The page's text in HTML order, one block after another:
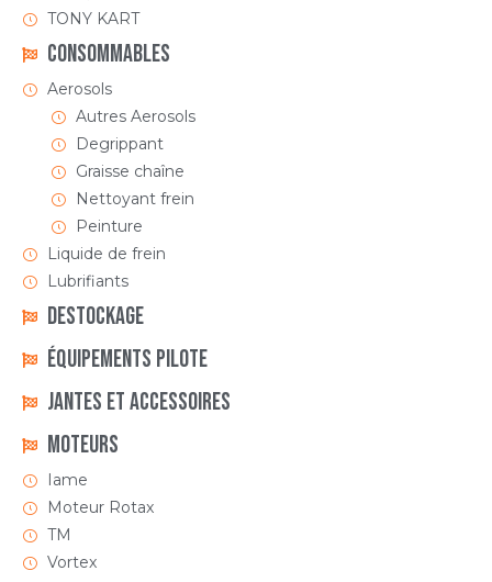
TONY KART
Consommables
Aerosols
Autres Aerosols
Degrippant
Graisse chaîne
Nettoyant frein
Peinture
Liquide de frein
Lubrifiants
DESTOCKAGE
ÉQUIPEMENTS PILOTE
Jantes et accessoires
Moteurs
Iame
Moteur Rotax
TM
Vortex